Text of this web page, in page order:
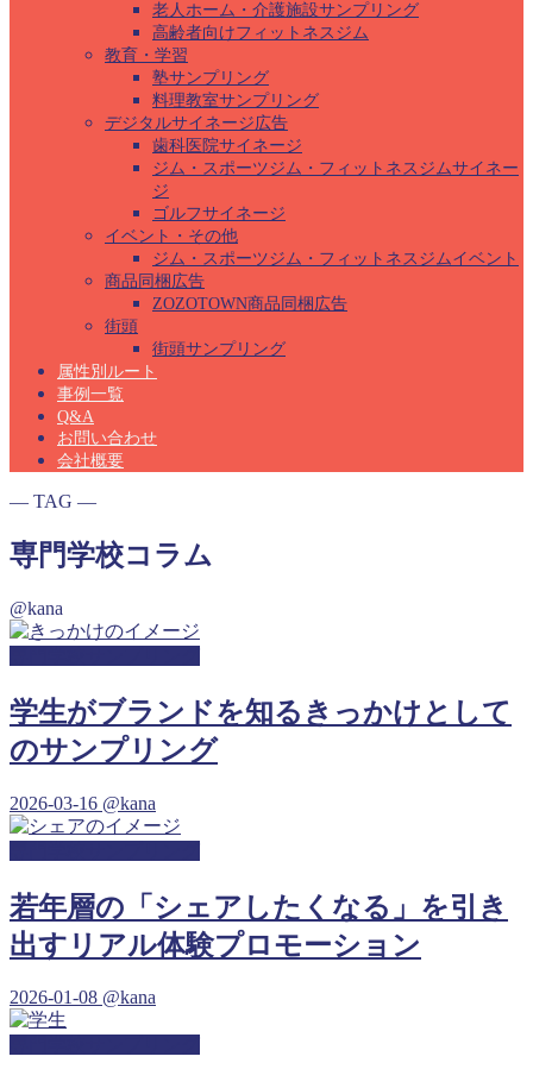
老人ホーム・介護施設サンプリング
高齢者向けフィットネスジム
教育・学習
塾サンプリング
料理教室サンプリング
デジタルサイネージ広告
歯科医院サイネージ
ジム・スポーツジム・フィットネスジムサイネー
ジ
ゴルフサイネージ
イベント・その他
ジム・スポーツジム・フィットネスジムイベント
商品同梱広告
ZOZOTOWN商品同梱広告
街頭
街頭サンプリング
属性別ルート
事例一覧
Q&A
お問い合わせ
会社概要
― TAG ―
専門学校コラム
@kana
学生がブランドを知るきっかけとして
のサンプリング
2026-03-16 @kana
若年層の「シェアしたくなる」を引き
出すリアル体験プロモーション
2026-01-08 @kana